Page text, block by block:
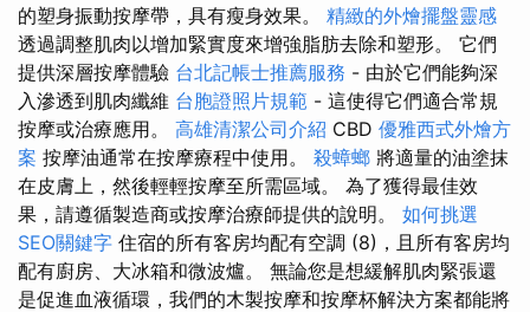
的塑身振動按摩帶，具有瘦身效果。 精緻的外燴擺盤靈感
透過調整肌肉以增加緊實度來增強脂肪去除和塑形。 它們
提供深層按摩體驗 台北記帳士推薦服務 - 由於它們能夠深
入滲透到肌肉纖維 台胞證照片規範 - 這使得它們適合常規
按摩或治療應用。 高雄清潔公司介紹 CBD 優雅西式外燴方
案 按摩油通常在按摩療程中使用。 殺蟑螂 將適量的油塗抹
在皮膚上，然後輕輕按摩至所需區域。 為了獲得最佳效
果，請遵循製造商或按摩治療師提供的說明。 如何挑選
SEO關鍵字 住宿的所有客房均配有空調 (8)，且所有客房均
配有廚房、大冰箱和微波爐。 無論您是想緩解肌肉緊張還
是促進血液循環，我們的木製按摩和按摩杯解決方案都能將